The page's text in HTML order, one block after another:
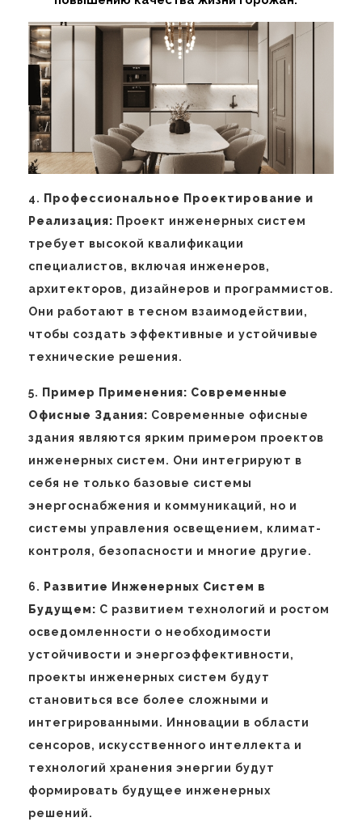
4. Профессиональное Проектирование и
Реализация: Проект инженерных систем
требует высокой квалификации
специалистов, включая инженеров,
архитекторов, дизайнеров и программистов.
Они работают в тесном взаимодействии,
чтобы создать эффективные и устойчивые
технические решения.
5. Пример Применения: Современные
Офисные Здания: Современные офисные
здания являются ярким примером проектов
инженерных систем. Они интегрируют в
себя не только базовые системы
энергоснабжения и коммуникаций, но и
системы управления освещением, климат-
контроля, безопасности и многие другие.
6. Развитие Инженерных Систем в
Будущем: С развитием технологий и ростом
осведомленности о необходимости
устойчивости и энергоэффективности,
проекты инженерных систем будут
становиться все более сложными и
интегрированными. Инновации в области
сенсоров, искусственного интеллекта и
технологий хранения энергии будут
формировать будущее инженерных
решений.